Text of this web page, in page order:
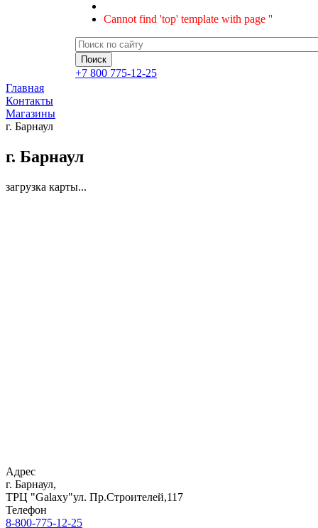
Cannot find 'top' template with page ''
+7 800 775-12-25
Главная
Контакты
Магазины
г. Барнаул
г. Барнаул
загрузка карты...
Адрес
г. Барнаул,
ТРЦ "Galaxy"ул. Пр.Строителей,117
Телефон
8-800-775-12-25